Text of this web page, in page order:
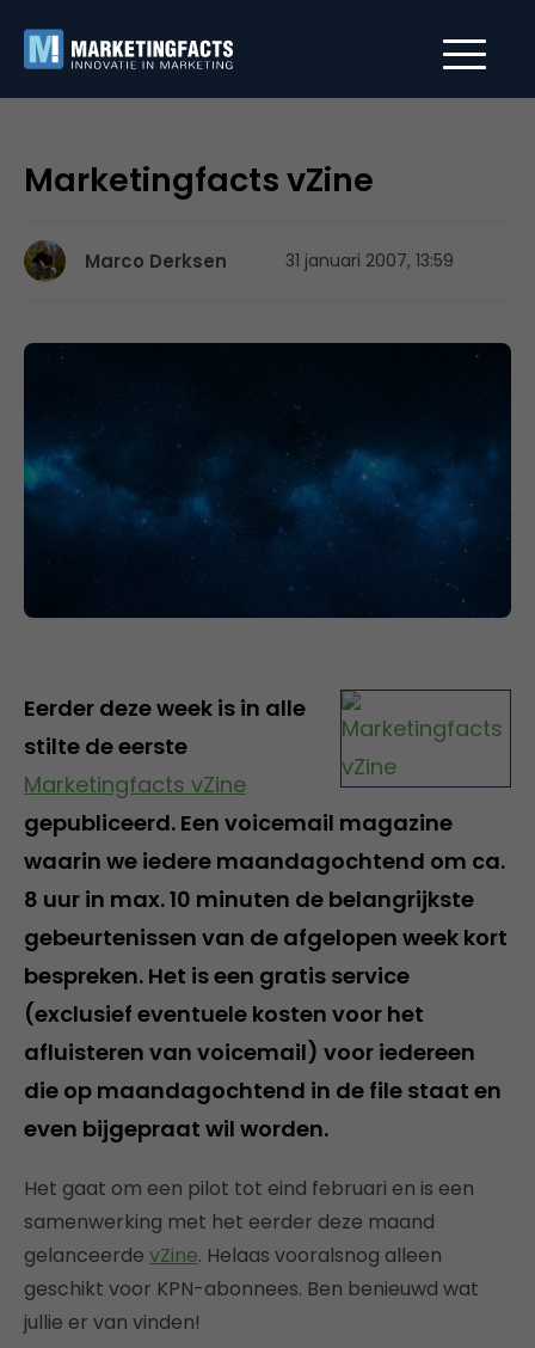
Marketingfacts vZine
Marco Derksen 31 januari 2007, 13:59
Eerder deze week is in alle
stilte de eerste
Marketingfacts vZine
gepubliceerd. Een voicemail magazine
waarin we iedere maandagochtend om ca.
8 uur in max. 10 minuten de belangrijkste
gebeurtenissen van de afgelopen week kort
bespreken. Het is een gratis service
(exclusief eventuele kosten voor het
afluisteren van voicemail) voor iedereen
die op maandagochtend in de file staat en
even bijgepraat wil worden.
Het gaat om een pilot tot eind februari en is een
samenwerking met het eerder deze maand
gelanceerde vZine. Helaas vooralsnog alleen
geschikt voor KPN-abonnees. Ben benieuwd wat
jullie er van vinden!